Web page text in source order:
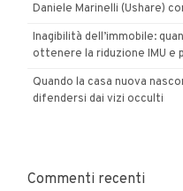
Daniele Marinelli (Ushare)
Inagibilità dell’immobile:
ottenere la riduzione IMU
Quando la casa nuova
difendersi dai vizi occulti
Commenti recenti